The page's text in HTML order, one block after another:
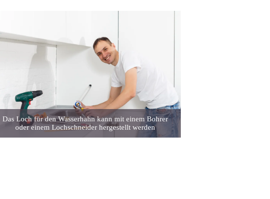
Das Loch für den Wasserhahn kann mit einem Bohrer
oder einem Lochschneider hergestellt werden